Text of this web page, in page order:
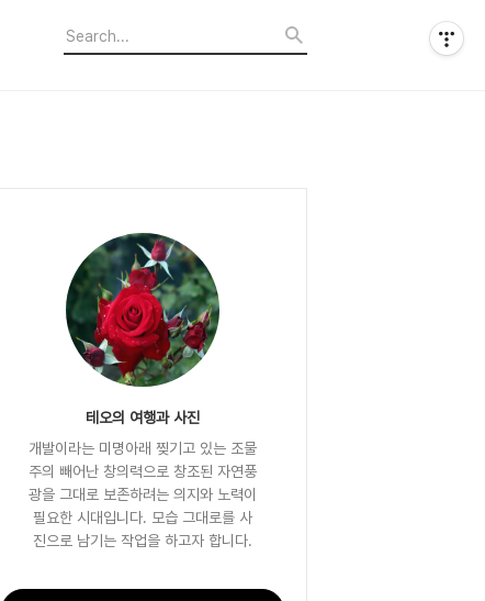
테오의 여행과 사진
개발이라는 미명아래 찢기고 있는 조물
주의 빼어난 창의력으로 창조된 자연풍
광을 그대로 보존하려는 의지와 노력이
필요한 시대입니다. 모습 그대로를 사
진으로 남기는 작업을 하고자 합니다.